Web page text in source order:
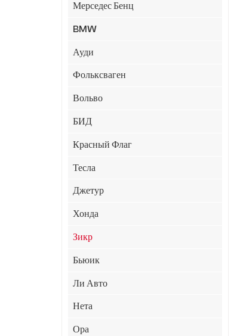
Мерседес Бенц
BMW
Ауди
Фольксваген
Вольво
БИД
Красный Флаг
Тесла
Джетур
Хонда
Зикр
Бьюик
Ли Авто
Нета
Ора